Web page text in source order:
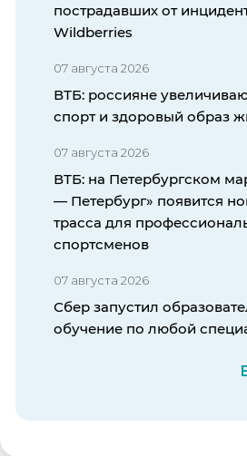
пострадавших от
Wildberries
07 августа 2026
ВТБ: россияне
спорт и здоровый образ
07 августа 2026
ВТБ: на Петербургском
— Петербург» появится
трасса для
спортсменов
07 августа 2026
Сбер запустил
обучение по любой